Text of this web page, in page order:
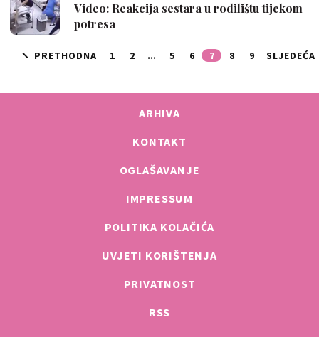
Video: Reakcija sestara u rodilištu tijekom
potresa
PRETHODNA 1 2 ... 5 6 7 8 9 SLJEDEĆA
ARHIVA
KONTAKT
OGLAŠAVANJE
IMPRESSUM
POLITIKA KOLAČIĆA
UVJETI KORIŠTENJA
PRIVATNOST
RSS